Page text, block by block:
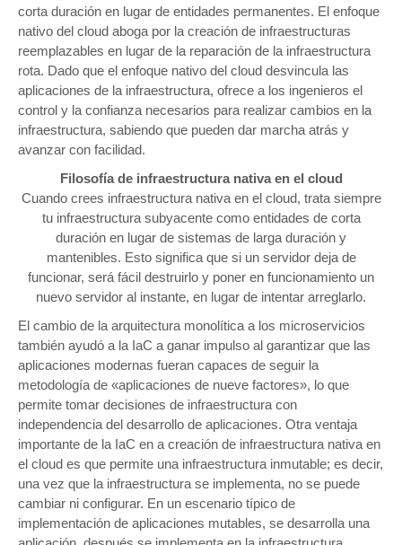
corta duración en lugar de entidades permanentes. El enfoque
nativo del cloud aboga por la creación de infraestructuras
reemplazables en lugar de la reparación de la infraestructura
rota. Dado que el enfoque nativo del cloud desvincula las
aplicaciones de la infraestructura, ofrece a los ingenieros el
control y la confianza necesarios para realizar cambios en la
infraestructura, sabiendo que pueden dar marcha atrás y
avanzar con facilidad.
Filosofía de infraestructura nativa en el cloud
Cuando crees infraestructura nativa en el cloud, trata siempre
tu infraestructura subyacente como entidades de corta
duración en lugar de sistemas de larga duración y
mantenibles. Esto significa que si un servidor deja de
funcionar, será fácil destruirlo y poner en funcionamiento un
nuevo servidor al instante, en lugar de intentar arreglarlo.
El cambio de la arquitectura monolítica a los microservicios
también ayudó a la IaC a ganar impulso al garantizar que las
aplicaciones modernas fueran capaces de seguir la
metodología de «aplicaciones de nueve factores», lo que
permite tomar decisiones de infraestructura con
independencia del desarrollo de aplicaciones. Otra ventaja
importante de la IaC en a creación de infraestructura nativa en
el cloud es que permite una infraestructura inmutable; es decir,
una vez que la infraestructura se implementa, no se puede
cambiar ni configurar. En un escenario típico de
implementación de aplicaciones mutables, se desarrolla una